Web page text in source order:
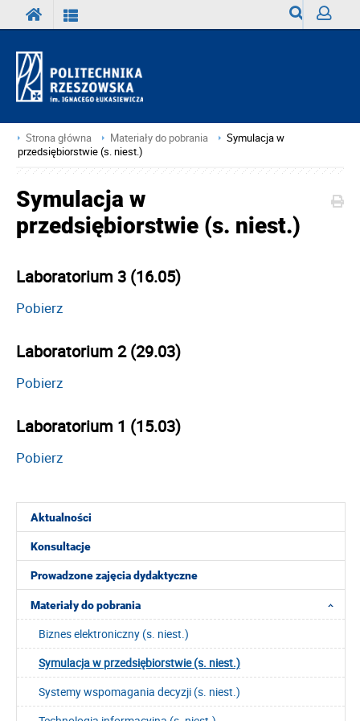
Strona główna Materiały do pobrania
Symulacja w
przedsiębiorstwie (s. niest.)
Aktualności
Konsultacje
Prowadzone zajęcia dydaktyczne
Materiały do pobrania
Biznes elektroniczny (s. niest.)
Symulacja w przedsiębiorstwie (s. niest.)
Systemy wspomagania decyzji (s. niest.)
Symulacja w
przedsiębiorstwie (s. niest.)
Laboratorium 3 (16.05)
Pobierz
Laboratorium 2 (29.03)
Pobierz
Laboratorium 1 (15.03)
Pobierz